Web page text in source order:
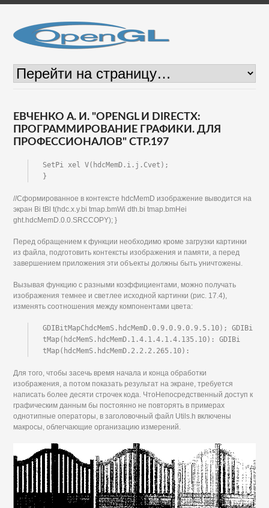
ЕВЧЕНКО А. И. "OPENGL И DIRECTX:
ПРОГРАММИРОВАНИЕ ГРАФИКИ. ДЛЯ
ПРОФЕССИОНАЛОВ" СТР.197
SetPi xel V(hdcMemD.i.j.Cvet);
}
//Сформированное в контексте hdcMemD изображение выводится на
экран Bi tBl t(hdc.x.у.bi tmap.bmWi dth.bi tmap.bmHei
ght.hdcMemD.0.0.SRCCOPY); }
Перед обращением к функции необходимо кроме загрузки картинки
из файла, подготовить контексты изображения и памяти, а перед
завершением приложения эти объекты должны быть уничтожены.
Вызывая функцию с разными коэффициентами, можно получать
изображения темнее и светлее исходной картинки (рис. 17.4),
изменять соотношения между компонентами цвета:
GDIBitMapChdcMemS.hdcMemD.0.9.0.9.0.9.5.10); GDIBi
tMap(hdcMemS.hdcMemD.1.4.1.4.1.4.135.10): GDIBi
tMap(hdcMemS.hdcMemD.2.2.2.265.10):
Для того, чтобы засечь время начала и конца обработки
изображения, а потом показать результат на экране, требуется
написать более десяти строчек кода. ЧтоНепосредственный доступ к
графическим данным бы постоянно не повторять в примерах
однотипные операторы, в заголовочный файл Utils.h включены
макросы, облегчающие организацию измерений.